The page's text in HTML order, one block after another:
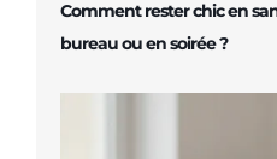
Comment rester chic en
bureau ou en soirée ?